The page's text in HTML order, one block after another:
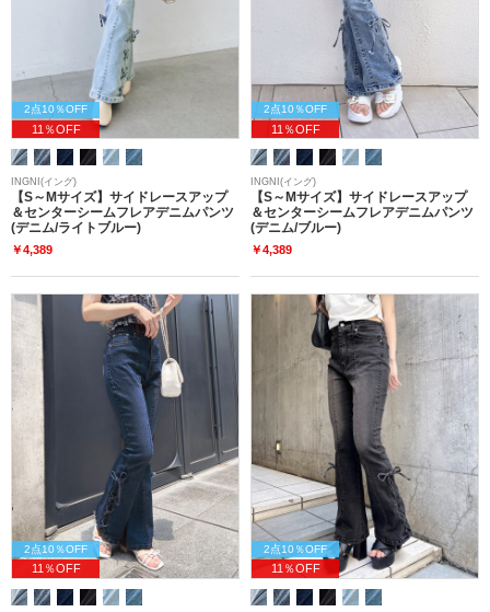
2点10％OFF
11％OFF
INGNI(イング)
【S～Mサイズ】サイドレースアップ
＆センターシームフレアデニムパンツ
(デニム/ライトブルー)
￥4,389
2点10％OFF
11％OFF
INGNI(イング)
【S～Mサイズ】サイドレースアップ
＆センターシームフレアデニムパンツ
(デニム/ブルー)
￥4,389
2点10％OFF
11％OFF
2点10％OFF
11％OFF